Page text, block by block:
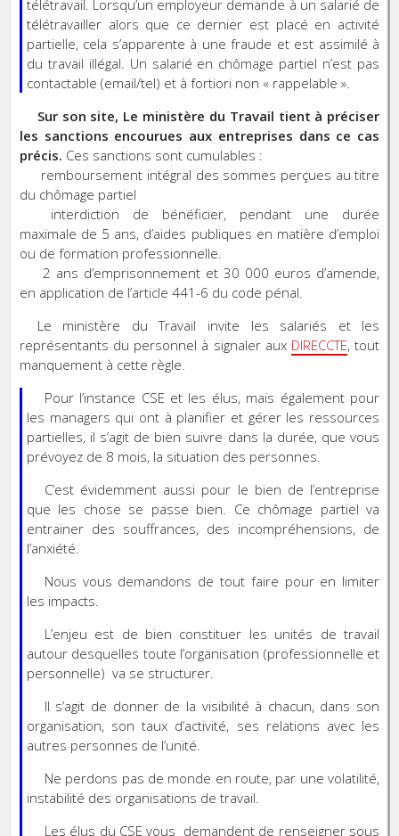
télétravail. Lorsqu’un employeur demande à un salarié de
télétravailler alors que ce dernier est placé en activité
partielle, cela s’apparente à une fraude et est assimilé à
du travail illégal. Un salarié en chômage partiel n’est pas
contactable (email/tel) et à fortiori non « rappelable ».
Sur son site, Le ministère du Travail tient à préciser
les sanctions encourues aux entreprises dans ce cas
précis. Ces sanctions sont cumulables :
remboursement intégral des sommes perçues au titre
du chômage partiel
interdiction de bénéficier, pendant une durée
maximale de 5 ans, d’aides publiques en matière d’emploi
ou de formation professionnelle.
2 ans d’emprisonnement et 30 000 euros d’amende,
en application de l’article 441-6 du code pénal.
Le ministère du Travail invite les salariés et les
représentants du personnel à signaler aux DIRECCTE, tout
manquement à cette règle.
Pour l’instance CSE et les élus, mais également pour
les managers qui ont à planifier et gérer les ressources
partielles, il s’agit de bien suivre dans la durée, que vous
prévoyez de 8 mois, la situation des personnes.
C’est évidemment aussi pour le bien de l’entreprise
que les chose se passe bien. Ce chômage partiel va
entrainer des souffrances, des incompréhensions, de
l’anxiété.
Nous vous demandons de tout faire pour en limiter
les impacts.
L’enjeu est de bien constituer les unités de travail
autour desquelles toute l’organisation (professionnelle et
personnelle) va se structurer.
Il s’agit de donner de la visibilité à chacun, dans son
organisation, son taux d’activité, ses relations avec les
autres personnes de l’unité.
Ne perdons pas de monde en route, par une volatilité,
instabilité des organisations de travail.
Les élus du CSE vous demandent de renseigner sous